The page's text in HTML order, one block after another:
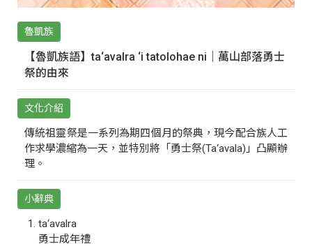
魯凱族
【魯凱族語】ta‘avalra ‘i tatolohae ni｜萬山部落勇士
祭的由來
文化介紹
傳統祖靈祭是一系列為期四個月的祭典，現今配合族人工
作求學濃縮為一天，並特別將「勇士祭(Ta‘avala)」凸顯辦
理。
小辭典
ta‘avalra
勇士成年禮